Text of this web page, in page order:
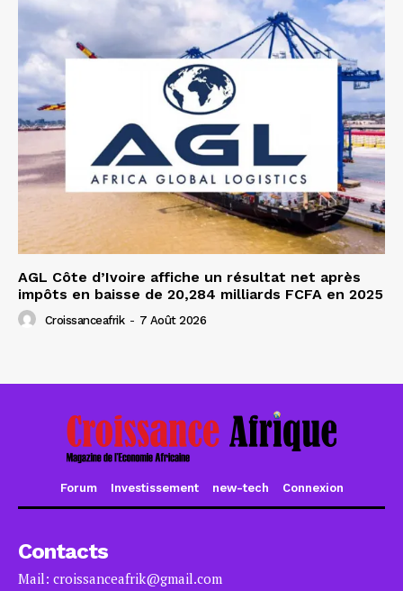
AGL Côte d’Ivoire affiche un résultat net après
impôts en baisse de 20,284 milliards FCFA en 2025
Croissanceafrik - 7 Août 2026
Forum Investissement new-tech Connexion
Contacts
Mail: croissanceafrik@gmail.com